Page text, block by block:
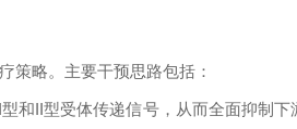
策略。主要干预思路包括：
和II型受体传递信号，从而全面抑制